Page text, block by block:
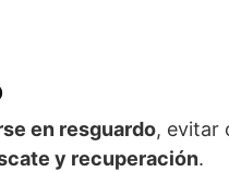
en resguardo, evitar
y recuperación.